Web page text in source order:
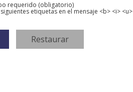
requerido (obligatorio)
etiquetas en el mensaje <b> <i> <u>